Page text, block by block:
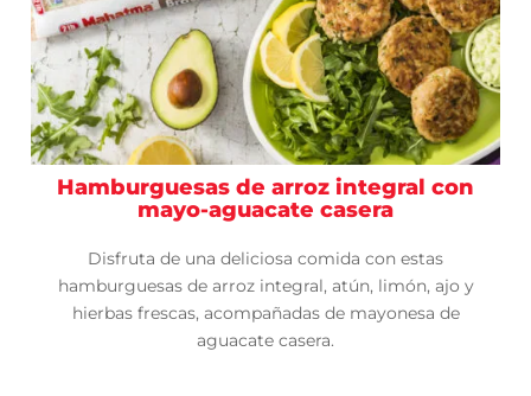
Hamburguesas de arroz integral con
mayo-aguacate casera
Disfruta de una deliciosa comida con estas
hamburguesas de arroz integral, atún, limón, ajo y
hierbas frescas, acompañadas de mayonesa de
aguacate casera.